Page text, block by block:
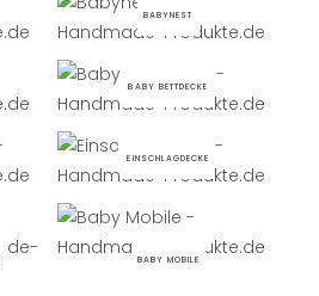
BABYNEST
BABY BETTDECKE
EINSCHLAGDECKE
BABY MOBILE